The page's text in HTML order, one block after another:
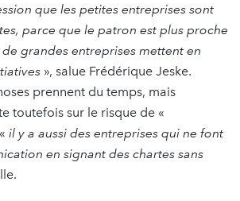
que les petites entreprises sont
parce que le patron est plus proche
grandes entreprises mettent en
», salue Frédérique Jeske.
prennent du temps, mais
toutefois sur le risque de «
il y a aussi des entreprises qui ne font
en signant des chartes sans